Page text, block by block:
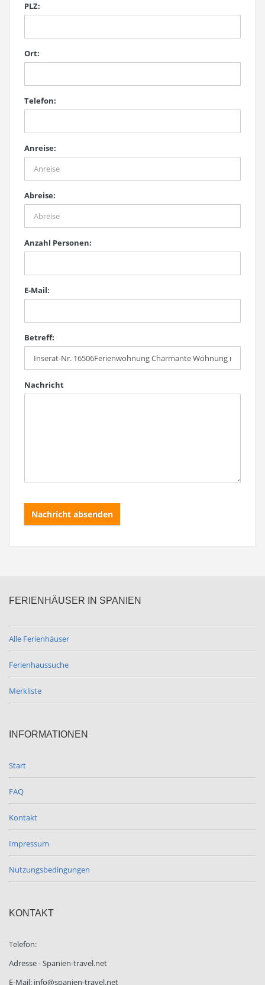
PLZ:
Ort:
Telefon:
Anreise:
Abreise:
Anzahl Personen:
E-Mail:
Betreff:
Nachricht
Nachricht absenden
FERIENHÄUSER IN SPANIEN
Alle Ferienhäuser
Ferienhaussuche
Merkliste
INFORMATIONEN
Start
FAQ
Kontakt
Impressum
Nutzungsbedingungen
KONTAKT
Telefon:
Adresse - Spanien-travel.net
E-Mail: info@spanien-travel.net